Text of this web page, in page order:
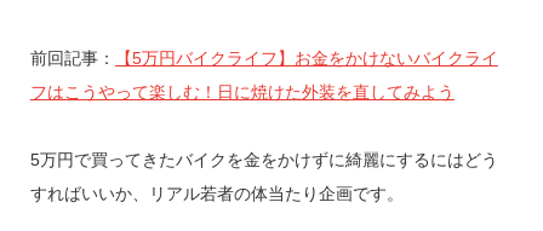
前回記事：
【5万円バイクライフ】お金をかけないバイクライ
フはこうやって楽しむ！日に焼けた外装を直してみよう
5万円で買ってきたバイクを金をかけずに綺麗にするにはどう
すればいいか、リアル若者の体当たり企画です。